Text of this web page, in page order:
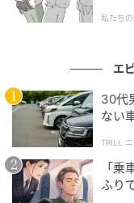
——別に戦争がし
食卓に置いた5
義母から「外壁の
週末の夜、私はプ
た。
私たち
エ
30代
ない
TRILL
「
ふり